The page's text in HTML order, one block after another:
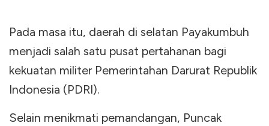
Pada masa itu, daerah di selatan Payakumbuh
menjadi salah satu pusat pertahanan bagi
kekuatan militer Pemerintahan Darurat Republik
Indonesia (PDRI).
Selain menikmati pemandangan, Puncak